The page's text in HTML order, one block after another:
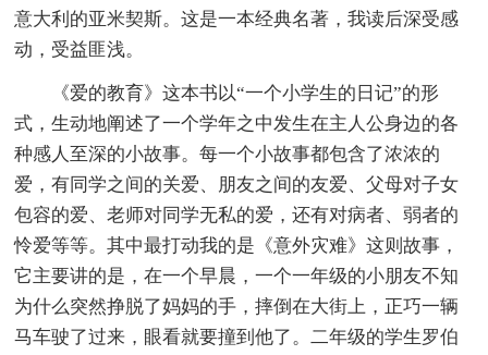
意大利的亚米契斯。这是一本经典名著，我读后深受感
动，受益匪浅。
《爱的教育》这本书以“一个小学生的日记”的形
式，生动地阐述了一个学年之中发生在主人公身边的各
种感人至深的小故事。每一个小故事都包含了浓浓的
爱，有同学之间的关爱、朋友之间的友爱、父母对子女
包容的爱、老师对同学无私的爱，还有对病者、弱者的
怜爱等等。其中最打动我的是《意外灾难》这则故事，
它主要讲的是，在一个早晨，一个一年级的小朋友不知
为什么突然挣脱了妈妈的手，摔倒在大街上，正巧一辆
马车驶了过来，眼看就要撞到他了。二年级的学生罗伯